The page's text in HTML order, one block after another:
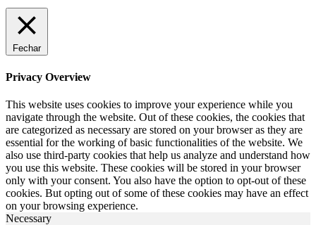
Fechar
Privacy Overview
This website uses cookies to improve your experience while you
navigate through the website. Out of these cookies, the cookies that
are categorized as necessary are stored on your browser as they are
essential for the working of basic functionalities of the website. We
also use third-party cookies that help us analyze and understand how
you use this website. These cookies will be stored in your browser
only with your consent. You also have the option to opt-out of these
cookies. But opting out of some of these cookies may have an effect
on your browsing experience.
Necessary